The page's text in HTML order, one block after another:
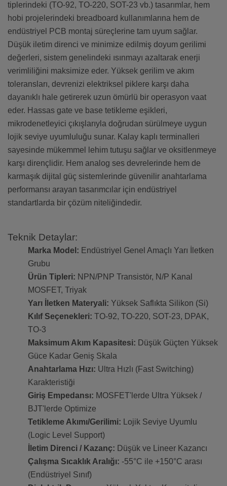
tiplerindeki (TO-92, TO-220, SOT-23 vb.) tasarımlar, hem
hobi projelerindeki breadboard kullanımlarına hem de
endüstriyel PCB montaj süreçlerine tam uyum sağlar.
Düşük iletim direnci ve minimize edilmiş doyum gerilimi
değerleri, sistem genelindeki ısınmayı azaltarak enerji
verimliliğini maksimize eder. Yüksek gerilim ve akım
toleransları, devrenizi elektriksel piklere karşı daha
dayanıklı hale getirerek uzun ömürlü bir operasyon vaat
eder. Hassas gate ve base tetikleme eşikleri,
mikrodenetleyici çıkışlarıyla doğrudan sürülmeye uygun
lojik seviye uyumluluğu sunar. Kalay kaplı terminalleri
sayesinde mükemmel lehim tutuşu sağlar ve oksitlenmeye
karşı dirençlidir. Hem analog ses devrelerinde hem de
karmaşık dijital güç sistemlerinde güvenilir anahtarlama
performansı arayan tasarımcılar için endüstriyel
standartlarda bir çözüm niteliğindedir.
Teknik Detaylar:
Marka Model: Endüstriyel Genel Amaçlı Yarı İletken
Grubu
Ürün Tipleri: NPN/PNP Transistör, N/P Kanal
MOSFET, Triyak
Yarı İletken Materyali: Yüksek Saflıkta Silikon (Si)
Kılıf Seçenekleri: TO-92, TO-220, SOT-23, DPAK,
TO-3
Maksimum Akım Kapasitesi: Düşük Güçten Yüksek
Güce Kadar Geniş Skala
Anahtarlama Hızı: Ultra Hızlı (Fast Switching)
Karakteristiği
Giriş Empedansı: MOSFET'lerde Ultra Yüksek /
BJT'lerde Optimize
Tetikleme Akımı/Gerilimi: Lojik Seviye Uyumlu
(Logic Level Support)
İletim Direnci / Kazanç: Düşük ve Lineer Kazancı
Çalışma Sıcaklık Aralığı: -55°C ile +150°C arası
(Endüstriyel Sınıf)